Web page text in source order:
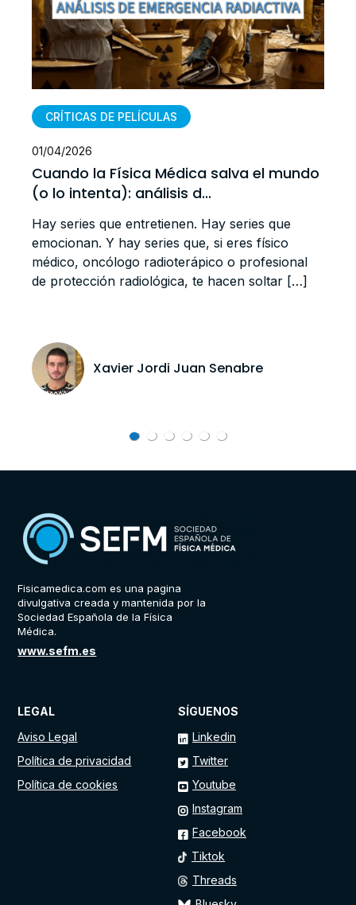
CRÍTICAS DE PELÍCULAS
01/04/2026
Cuando la Física Médica salva el mundo
(o lo intenta): análisis d...
Hay series que entretienen. Hay series que
emocionan. Y hay series que, si eres físico
médico, oncólogo radioterápico o profesional
de protección radiológica, te hacen soltar […]
Xavier Jordi Juan Senabre
Fisicamedica.com es una pagina
divulgativa creada y mantenida por la
Sociedad Española de la Física
Médica.
www.sefm.es
SÍGUENOS
Linkedin
Twitter
Youtube
Instagram
Facebook
Tiktok
Threads
LEGAL
Aviso Legal
Política de privacidad
Política de cookies